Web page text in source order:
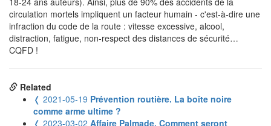
circulation mortels impliquent un facteur humain - c'est-à-dire une
infraction du code de la route : vitesse excessive, alcool,
distraction, fatigue, non-respect des distances de sécurité…
CQFD !
Related
❬ 2021-05-19 Prévention routière. La boîte noire
comme arme ultime ?
❬ 2023-03-02 Affaire Palmade. Comment seront